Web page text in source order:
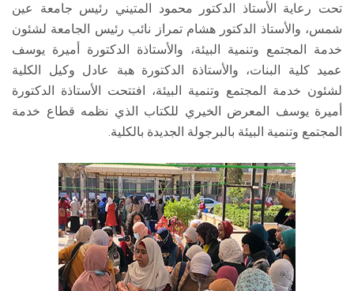
تحت رعاية الأستاذ الدكتور محمود المتيني رئيس جامعة عين
شمس، والأستاذ الدكتور هشام تمراز نائب رئیس الجامعة لشئون
خدمة المجتمع وتنمية البيئة، والأستاذة الدكتورة أميرة يوسف
عميد كلية البنات، والأستاذة الدكتورة هبة عادل وكيل الكلية
لشئون خدمة المجتمع وتنمية البيئة، افتتحت الأستاذة الدكتورة
أميرة يوسف المعرض الخيري للكتاب الذي نظمه قطاع خدمة
المجتمع وتنمية البيئة بالبرجولة الجديدة بالكلية.